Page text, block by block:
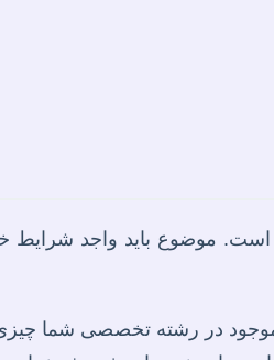
موضوع باید واجد شرایط
موجود در رشته تخصصی شما